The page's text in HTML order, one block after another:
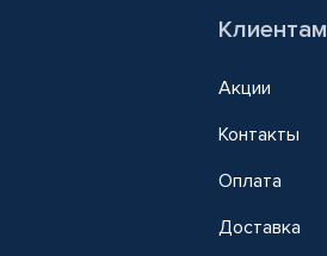
Клиентам
Акции
Контакты
Оплата
Доставка